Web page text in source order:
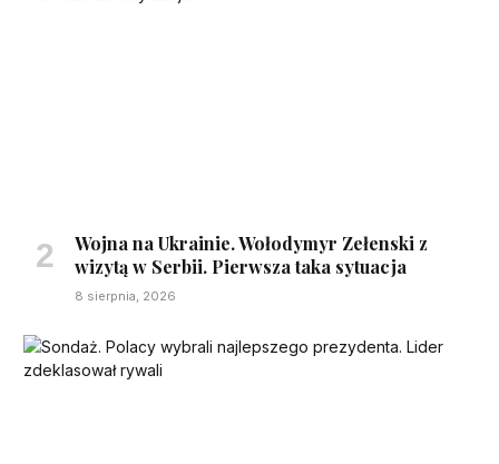
Wojna na Ukrainie. Wołodymyr Zełenski z
wizytą w Serbii. Pierwsza taka sytuacja
8 sierpnia, 2026